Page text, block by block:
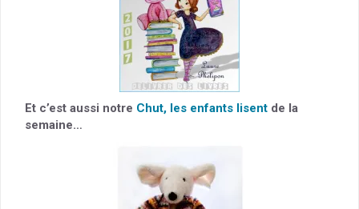
Et c’est aussi notre Chut, les enfants lisent de la
semaine…